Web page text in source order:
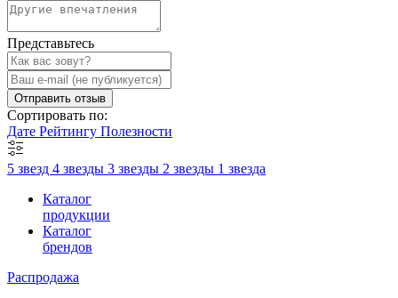
Представьтесь
Отправить отзыв
Сортировать по:
Дате Рейтингу Полезности
5 звезд 4 звезды 3 звезды 2 звезды 1 звезда
Каталог
продукции
Каталог
брендов
Распродажа